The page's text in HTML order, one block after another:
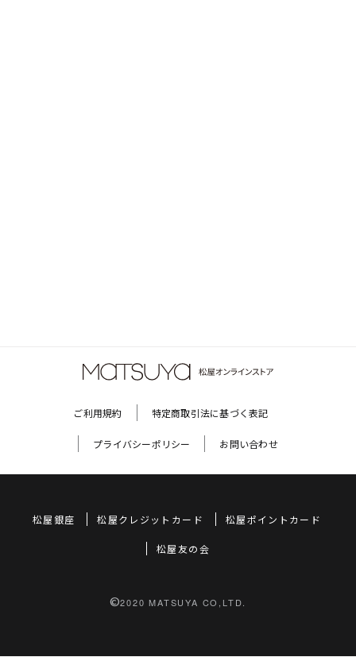
ご利用規約 特定商取引法に基づく表記
プライバシーポリシー お問い合わせ
松屋銀座 松屋クレジットカード 松屋ポイントカード
松屋友の会
©2020 MATSUYA CO,LTD.